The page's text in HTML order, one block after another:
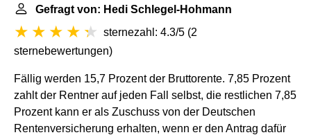
Gefragt von: Hedi Schlegel-Hohmann
sternezahl: 4.3/5 (2
sternebewertungen)
Fällig werden 15,7 Prozent der Bruttorente. 7,85 Prozent
zahlt der Rentner auf jeden Fall selbst, die restlichen 7,85
Prozent kann er als Zuschuss von der Deutschen
Rentenversicherung erhalten, wenn er den Antrag dafür